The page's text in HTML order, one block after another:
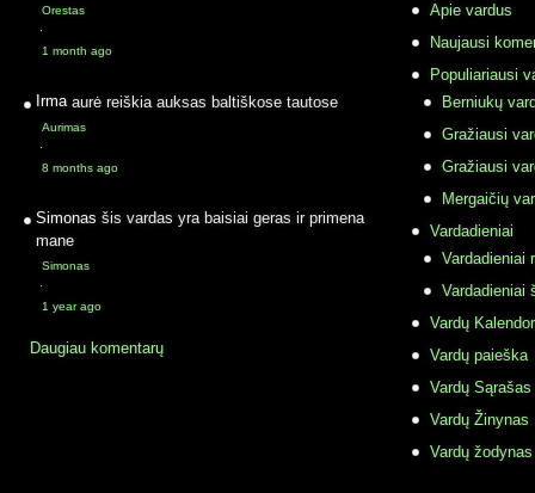
Orestas
·
1 month ago
Irma aurė reiškia auksas baltiškose tautose
Aurimas
·
8 months ago
Simonas šis vardas yra baisiai geras ir primena
mane
Simonas
·
1 year ago
Daugiau komentarų
Apie vardus
Naujausi
Populiariausi
Berniukų
Gražiausi
Gražiausi
Mergaičių
Vardadieniai
Vardadieniai
Vardadieniai
Vardų
Vardų paieška
Vardų Sąrašas
Vardų Žinynas
Vardų